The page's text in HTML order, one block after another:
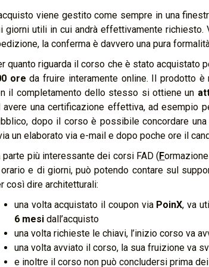
viene gestito come sempre in una
giorni utili in cui andrà effettivamente
la conferma è davvero una pura
quanto riguarda il corso che è stato acquistato
ore da fruire interamente online. Il prodotto
il completamento dello stesso si ottiene un
avere una certificazione effettiva, ad esempio
dopo il corso è possibile concordare
un elaborato via e-mail e dopo poche ore il
parte più interessante dei corsi FAD (Formazione
e di giorni, può potendo contare sul
così dire architetturali:
una volta acquistato il coupon via PoinX, va
6 mesi dall’acquisto
una volta richieste le chiavi, l’inizio corso va
una volta avviato il corso, la sua fruizione va
e inoltre il corso non può concludersi prima dei